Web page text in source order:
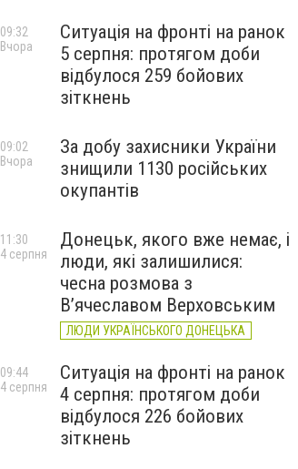
Ситуація на фронті на ранок
5 серпня: протягом доби
відбулося 259 бойових
зіткнень
09:32
Вчора
За добу захисники України
знищили 1130 російських
окупантів
09:02
Вчора
Донецьк, якого вже немає, і
люди, які залишилися:
чесна розмова з
В’ячеславом Верховським
ЛЮДИ УКРАЇНСЬКОГО ДОНЕЦЬКА
11:30
4 серпня
Ситуація на фронті на ранок
4 серпня: протягом доби
відбулося 226 бойових
зіткнень
09:44
4 серпня